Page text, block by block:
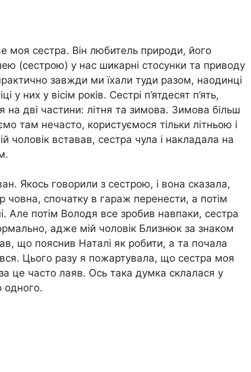
моя сестра. Він любитель природи, його
(сестрою) у нас шикарні стосунки та приводу
завжди ми їхали туди разом, наодинці
них у вісім років. Сестрі п’ятдесят п’ять,
на дві частини: літня та зимова. Зимова більш
там нечасто, користуємося тільки літньою і
вставав, сестра чула і накладала на
Якось говорили з сестрою, і вона сказала,
човна, спочатку в гараж перенести, а потім
Але потім Володя все зробив навпаки, сестра
адже мій чоловік Близнюк за знаком
що пояснив Наталі як робити, а та почала
Цього разу я пожартувала, що сестра моя
це часто лаяв. Ось така думка склалася у
одного.